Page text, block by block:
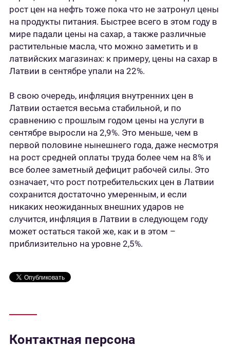
рост цен на нефть тоже пока что не затронул цены
на продукты питания. Быстрее всего в этом году в
мире падали цены на сахар, а также различные
растительные масла, что можно заметить и в
латвийских магазинах: к примеру, цены на сахар в
Латвии в сентябре упали на 22%.
В свою очередь, инфляция внутренних цен в
Латвии остается весьма стабильной, и по
сравнению с прошлым годом цены на услуги в
сентябре выросли на 2,9%. Это меньше, чем в
первой половине нынешнего года, даже несмотря
на рост средней оплаты труда более чем на 8% и
все более заметный дефицит рабочей силы. Это
означает, что рост потребительских цен в Латвии
сохранится достаточно умеренным, и если
никаких неожиданных внешних ударов не
случится, инфляция в Латвии в следующем году
может остаться такой же, как и в этом –
приблизительно на уровне 2,5%.
Контактная персона